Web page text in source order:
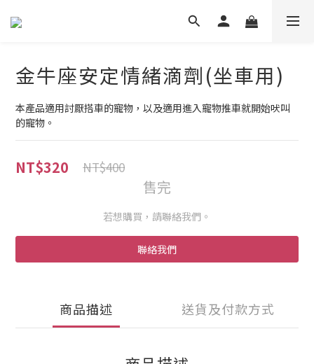
金牛座安定情緒滴劑(坐車用)
本產品適用討厭搭車的寵物，以及適用進入寵物推車就開始吠叫
的寵物。
NT$320 NT$400
售完
若想購買，請聯絡我們。
聯絡我們
商品描述 送貨及付款方式